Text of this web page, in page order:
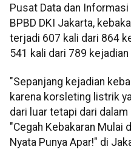
Pusat Data dan
BPBD DKI Jakarta,
terjadi 607 kali dari 864
541 kali dari 789
"Sepanjang kejadian
karena korsleting listrik
dari luar tetapi dari
"Cegah Kebakaran Mulai
Nyata Punya Apar!" di